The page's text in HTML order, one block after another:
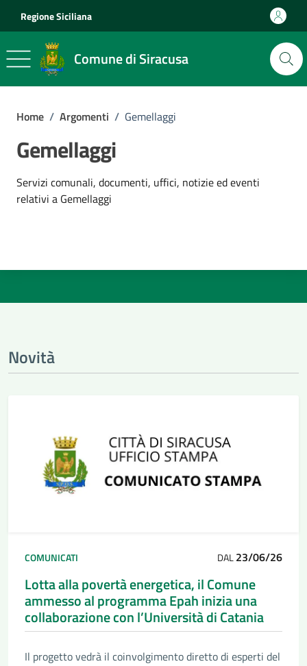
Regione Siciliana
Comune di Siracusa
Home / Argomenti / Gemellaggi
Gemellaggi
Dettagli dell'argomento
Servizi comunali, documenti, uffici, notizie ed eventi
relativi a Gemellaggi
Novità
COMUNICATI DAL23/06/26
Lotta alla povertà energetica, il Comune
ammesso al programma Epah inizia una
collaborazione con l’Università di Catania
Il progetto vedrà il coinvolgimento diretto di esperti del